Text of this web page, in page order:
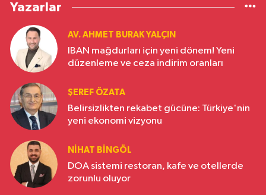
Yazarlar
AV. AHMET BURAK YALÇIN
IBAN mağdurları için yeni dönem! Yeni
düzenleme ve ceza indirim oranları
ŞEREF ÖZATA
Belirsizlikten rekabet gücüne: Türkiye'nin
yeni ekonomi vizyonu
NIHAT BINGÖL
DOA sistemi restoran, kafe ve otellerde
zorunlu oluyor